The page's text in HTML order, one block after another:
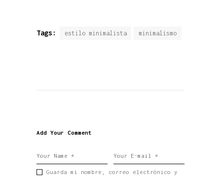
Tags: estilo minimalista minimalismo
Add Your Comment
Guarda mi nombre, correo electrónico y